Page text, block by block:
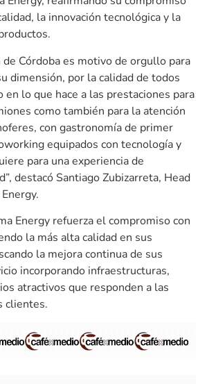
la innovación tecnológica y la
de Córdoba es motivo de orgullo para
dimensión, por la calidad de todos
en lo que hace a las prestaciones para
como también para la atención
con gastronomía de primer
equipados con tecnología y
para una experiencia de
destacó Santiago Zubizarreta, Head
Energy refuerza el compromiso con
la más alta calidad en sus
la mejora continua de sus
incorporando infraestructuras,
atractivos que responden a las
clientes.